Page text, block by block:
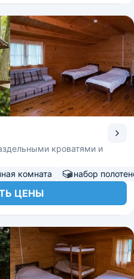
кроватями и
комната набор
ЦЕНЫ